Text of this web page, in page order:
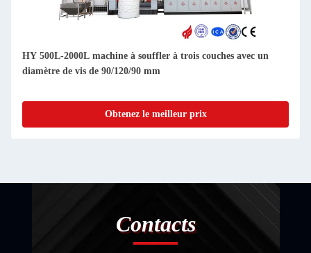
HY 500L-2000L machine à souffler à trois couches avec un
diamètre de vis de 90/120/90 mm
Obtenez le meilleur prix
Contacts